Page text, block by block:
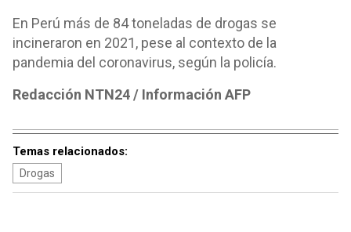
En Perú más de 84 toneladas de drogas se
incineraron en 2021, pese al contexto de la
pandemia del coronavirus, según la policía.
Redacción NTN24 / Información AFP
Temas relacionados:
Drogas